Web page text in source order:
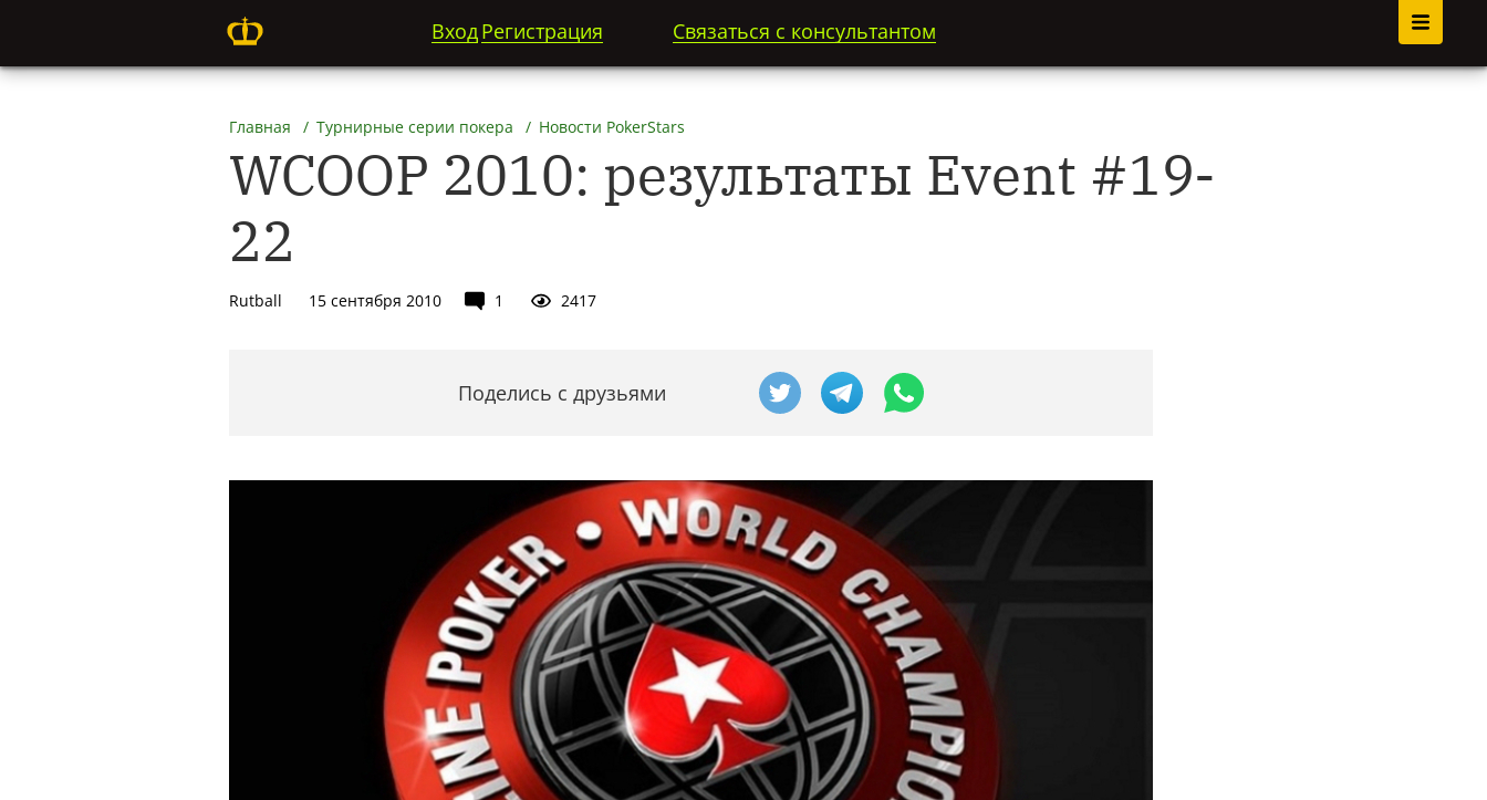
ВходРегистрация Связаться с консультантом
Главная Турнирные серии покера Новости PokerStars
WCOOP 2010: результаты Event #19-
22
Rutball 15 сентября 2010 1 2417
Поделись с друзьями